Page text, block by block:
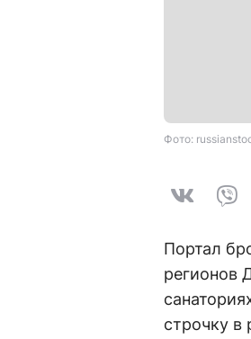
Фото:
Портал
регионов
строчку в